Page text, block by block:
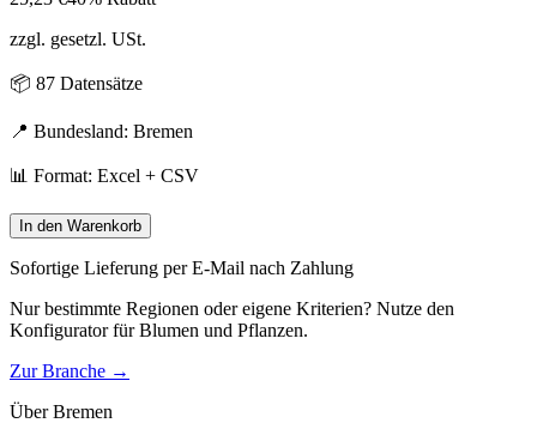
zzgl. gesetzl. USt.
📦 87 Datensätze
📍 Bundesland: Bremen
📊 Format: Excel + CSV
In den Warenkorb
Sofortige Lieferung per E-Mail nach Zahlung
Nur bestimmte Regionen oder eigene Kriterien? Nutze den
Konfigurator fürBlumen und Pflanzen.
Zur Branche →
ÜberBremen